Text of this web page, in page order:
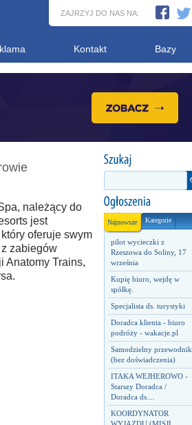
ZAJRZYJ DO NAS NA:
Kontakt Bazy
Najnowsze Kategorie
pilot wycieczki z
Rzeszowa do Soliny, 17
września
Kupię biuro, wejdę w
spółkę.
Specjalista ds. turystyki
Doradca klienta - biuro
podróży - wakacje.pl
Samodzielny przewodnik
(bez doświadczenia)
ITAKA WEJHEROWO -
Starszy Doradca /
Doradca ds....
KOORDYNATOR
należący do
jest
oferuje swym
zabiegów
Anatomy Trains,